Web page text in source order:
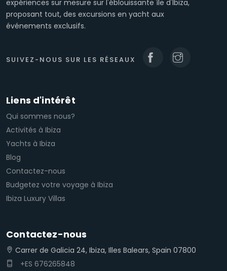
expériences sur mesure sur l'éblouissante île d'Ibiza,
proposant tout, des excursions en yacht aux
événements exclusifs.
SUIVEZ-NOUS SUR LES RÉSEAUX
Liens d'intérêt
Qui sommes nous?
Activités à Ibiza
Yachts à Ibiza
Blog
Contactez-nous
Budgetez votre voyage à Ibiza
Ibiza Luxury Villas
Contactez-nous
Carrer de Galicia 24, Ibiza, Illes Balears, Spain 07800
+ES 676265848